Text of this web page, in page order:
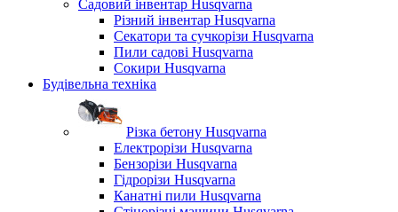
Садовий інвентар Husqvarna
Різний інвентар Husqvarna
Секатори та сучкорізи Husqvarna
Пили садові Husqvarna
Сокири Husqvarna
Будівельна техніка
Різка бетону Husqvarna
Електрорізи Husqvarna
Бензорізи Husqvarna
Гідрорізи Husqvarna
Канатні пили Husqvarna